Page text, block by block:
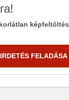
korlátlan képfeltöltés
FELADÁSA